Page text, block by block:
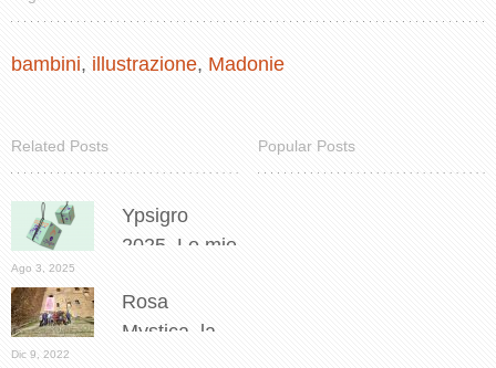
bambini, illustrazione, Madonie
Related Posts
Ypsigro
2025. Le mie
per il nuovo
panettone
Ago 3, 2025
Rosa
Mystica, la
Dic 9, 2022
Popular Posts